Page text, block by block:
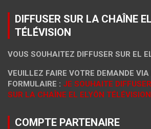
DIFFUSER SUR LA CHAÎNE
TÉLÉVISION
VOUS SOUHAITEZ DIFFUSER SUR EL
VEUILLEZ FAIRE VOTRE DEMANDE VIA
FORMULAIRE : JE SOUHAITE
SUR LA CHAÎNE EL ELYÔN TÉLÉVISION
COMPTE PARTENAIRE